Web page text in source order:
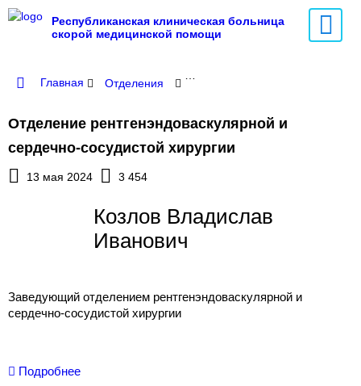
Республиканская клиническая больница
скорой медицинской помощи
Главная Отделения Отделение
Отделение рентгенэндоваскулярной и
сердечно-сосудистой хирургии
13 мая 2024 3 454
Козлов Владислав
Иванович
Заведующий отделением рентгенэндоваскулярной и
сердечно-сосудистой хирургии
Подробнее